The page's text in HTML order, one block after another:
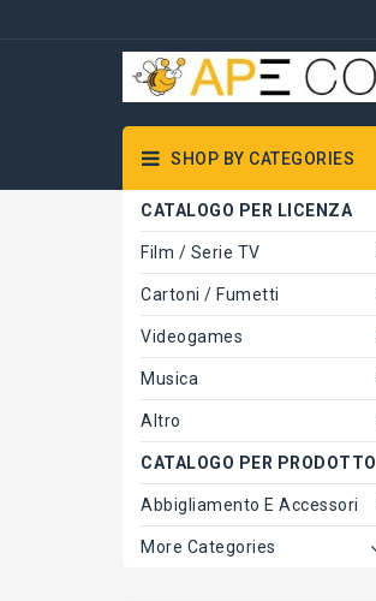
SHOP BY CATEGORIES
CATALOGO PER LICENZA
Film / Serie TV
Cartoni / Fumetti
Videogames
Musica
Altro
CATALOGO PER PRODOTTO
Abbigliamento E Accessori
More Categories